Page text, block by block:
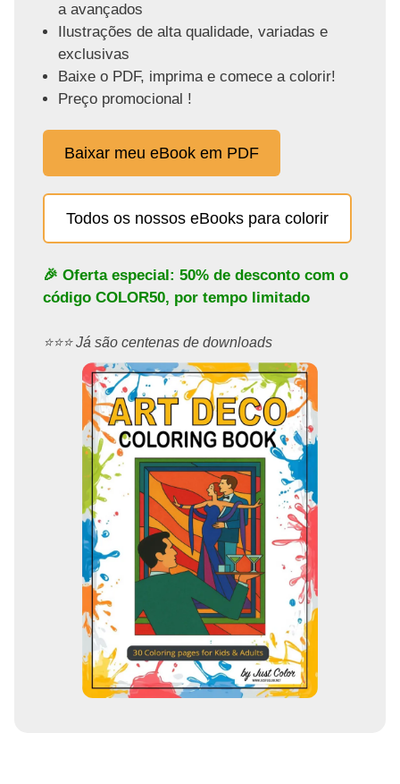
a avançados
Ilustrações de alta qualidade, variadas e
exclusivas
Baixe o PDF, imprima e comece a colorir!
Preço promocional !
Baixar meu eBook em PDF
Todos os nossos eBooks para colorir
🎉 Oferta especial: 50% de desconto com o
código COLOR50, por tempo limitado
⭐️⭐️⭐️ Já são centenas de downloads